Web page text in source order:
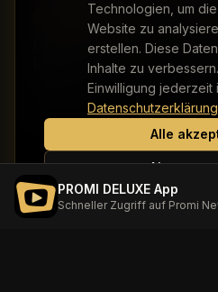
Technologien, um
Website zu
erstellen. Diese
Inhalte zu
Einwilligung jederzeit
Datenschutzerklärung
Alle
Nur
PROMI DELUXE App
Schneller Zugriff auf Promi
Deutsche Stars
Ekaterina Leonova:
Richtige
Die 'Let’s Dance'-Profitänzerin
dem Choreografen liiert. Ihre
Valentinstag 2025 mit einem